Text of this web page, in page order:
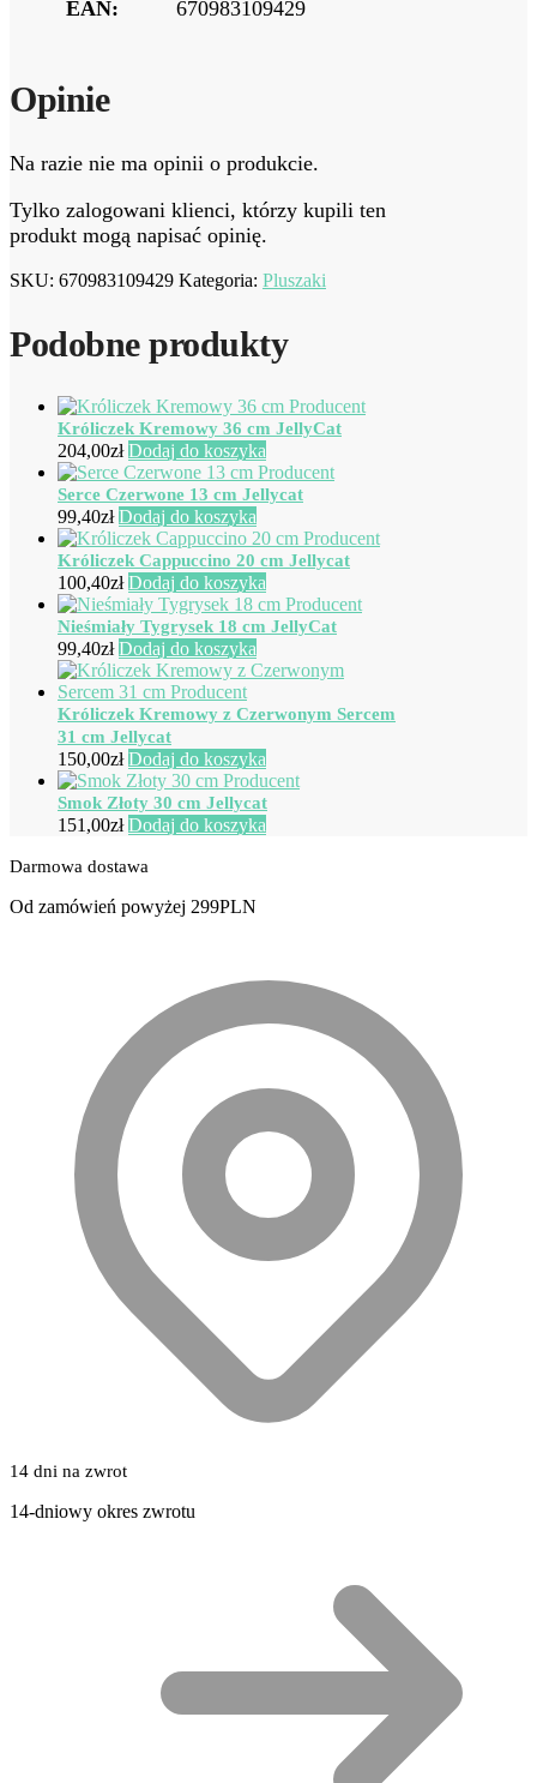
EAN: 670983109429
Opinie
Na razie nie ma opinii o produkcie.
Tylko zalogowani klienci, którzy kupili ten
produkt mogą napisać opinię.
SKU: 670983109429 Kategoria: Pluszaki
Podobne produkty
Króliczek Kremowy 36 cm JellyCat
204,00zł Dodaj do koszyka
Serce Czerwone 13 cm Jellycat
99,40zł Dodaj do koszyka
Króliczek Cappuccino 20 cm Jellycat
100,40zł Dodaj do koszyka
Nieśmiały Tygrysek 18 cm JellyCat
99,40zł Dodaj do koszyka
Króliczek Kremowy z Czerwonym Sercem
31 cm Jellycat
150,00zł Dodaj do koszyka
Smok Złoty 30 cm Jellycat
151,00zł Dodaj do koszyka
Darmowa dostawa
Od zamówień powyżej 299PLN
14 dni na zwrot
14-dniowy okres zwrotu